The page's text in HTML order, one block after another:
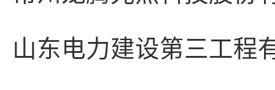
山东电力建设第三工程